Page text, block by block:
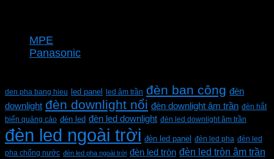
MPE
Panasonic
den pha bang hieu led panel led âm trần đèn ban công đèn
downlight đèn downlight nổi đèn downlight âm trần đèn hắt
biển quảng cáo đèn led đèn led downlight đèn led downlight âm trần
đèn led ngoài trời đèn led panel đèn led pha đèn led
pha chống nước đèn led pha ngoài trời đèn led tròn đèn led tròn âm trần